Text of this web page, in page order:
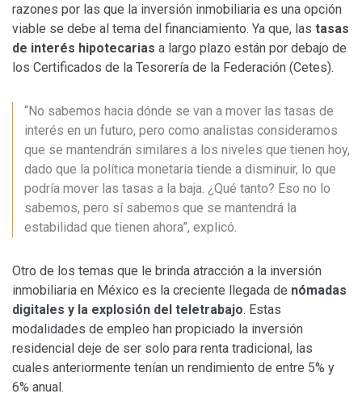
razones por las que la inversión inmobiliaria es una opción
viable se debe al tema del financiamiento. Ya que, las tasas
de interés hipotecarias a largo plazo están por debajo de
los Certificados de la Tesorería de la Federación (Cetes).
“No sabemos hacia dónde se van a mover las tasas de
interés en un futuro, pero como analistas consideramos
que se mantendrán similares a los niveles que tienen hoy,
dado que la política monetaria tiende a disminuir, lo que
podría mover las tasas a la baja. ¿Qué tanto? Eso no lo
sabemos, pero sí sabemos que se mantendrá la
estabilidad que tienen ahora”, explicó.
Otro de los temas que le brinda atracción a la inversión
inmobiliaria en México es la creciente llegada de nómadas
digitales y la explosión del teletrabajo. Estas
modalidades de empleo han propiciado la inversión
residencial deje de ser solo para renta tradicional, las
cuales anteriormente tenían un rendimiento de entre 5% y
6% anual.